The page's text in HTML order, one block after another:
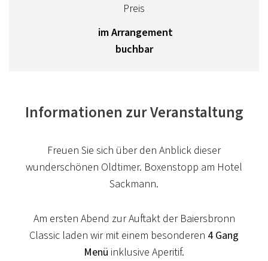
Preis
im Arrangement
buchbar
Informationen zur Veranstaltung
Freuen Sie sich über den Anblick dieser
wunderschönen Oldtimer. Boxenstopp am Hotel
Sackmann.
Am ersten Abend zur Auftakt der Baiersbronn
Classic laden wir mit einem besonderen 4 Gang
Menü inklusive Aperitif.
Nico Sackmann rocken samt Team unsere
Beitrag ansehen